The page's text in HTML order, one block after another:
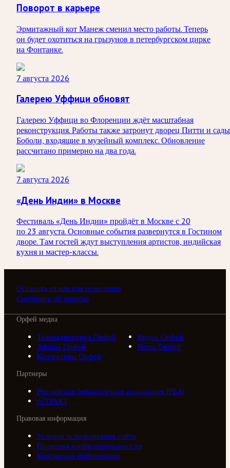
Поворот в карьере
Эрмитажный кот Манеж сменил место работы. Теперь
он будет охотиться на грызунов в петербургском цирке
на Фонтанке.
7 августа 2026
Галерею Уффици обновят
Галерею Уффици во Флоренции ждёт масштабная
реконструкция. Работы также затронут дворец Питти и сады
Боболи, входящие в музейный комплекс. Обновление
рассчитано примерно на два года.
7 августа 2026
«День Индии» в Москве
Фестиваль «День Индии» пройдёт в Москве с 20
по 23 августа. Основные события развернутся в Гостином
дворе. Там гостей ждут выступления артистов, индийская
кухня и мастер-классы.
Оставить отзыв или пожелание
Сообщить об ошибке
Орфей медиа
Телерадиоцентр Орфей
Видео Орфей
Афиша Орфей
Ноты Орфей
Коллективы Орфей
Партнеры
Российская библиотечная ассоциация (РБА)
///ТРАКТ
Правовая информация
Условия использования сайта
Политика конфиденциальности
Контактная информация